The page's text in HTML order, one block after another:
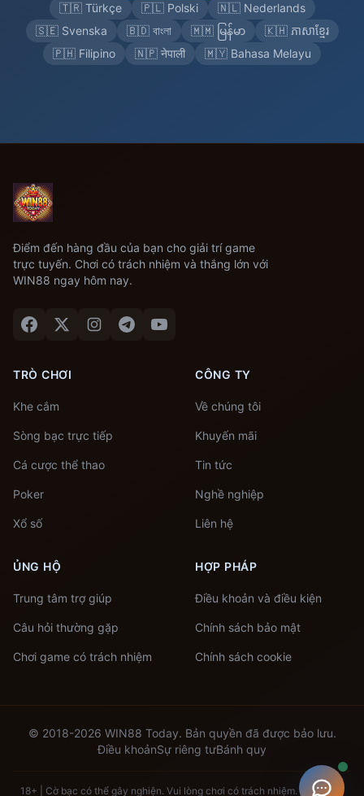
🇹🇷 Türkçe
🇵🇱 Polski
🇳🇱 Nederlands
🇸🇪 Svenska
🇧🇩 বাংলা 🇲🇲 မြန်မာ
🇰🇭 ភាសាខ្មែរ
🇵🇭 Filipino
🇳🇵 नेपाली 🇲🇾 Bahasa Melayu
Điểm đến hàng đầu của bạn cho giải trí game
trực tuyến. Chơi có trách nhiệm và thắng lớn với
WIN88 ngay hôm nay.
TRÒ CHƠI
Khe cắm
Sòng bạc trực tiếp
Cá cược thể thao
Poker
Xổ số
CÔNG TY
Về chúng tôi
Khuyến mãi
Tin tức
Nghề nghiệp
Liên hệ
ỦNG HỘ
Trung tâm trợ giúp
Câu hỏi thường gặp
Chơi game có trách nhiệm
HỢP PHÁP
Điều khoản và điều kiện
Chính sách bảo mật
Chính sách cookie
© 2018-2026 WIN88 Today. Bản quyền đã được bảo lưu.
Điều khoảnSự riêng tưBánh quy
18+ | Cờ bạc có thể gây nghiện. Vui lòng chơi có trách nhiệm. | Tìm hiểu